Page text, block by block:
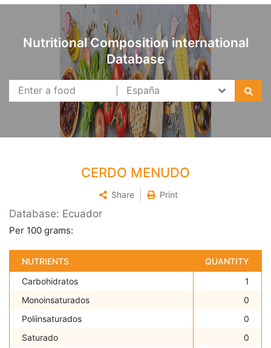
News
Nutritional Composition international
Database
CERDO MENUDO
Share Print
Database: Ecuador
Per 100 grams:
NUTRIENTS
QUANTITY
Carbohidratos
1
Monoinsaturados
0
Poliinsaturados
0
Saturado
0